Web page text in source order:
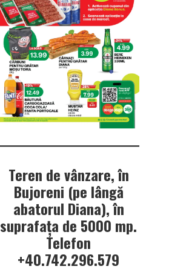
Teren de vânzare, în
Bujoreni (pe lângă
abatorul Diana), în
suprafața de 5000 mp.
Telefon
+40.742.296.579